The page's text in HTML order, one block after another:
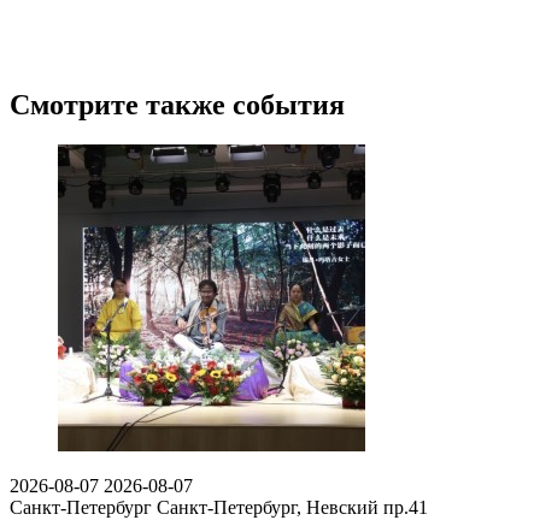
Смотрите также события
2026-08-07 2026-08-07
Санкт-Петербург Санкт-Петербург, Невский пр.41